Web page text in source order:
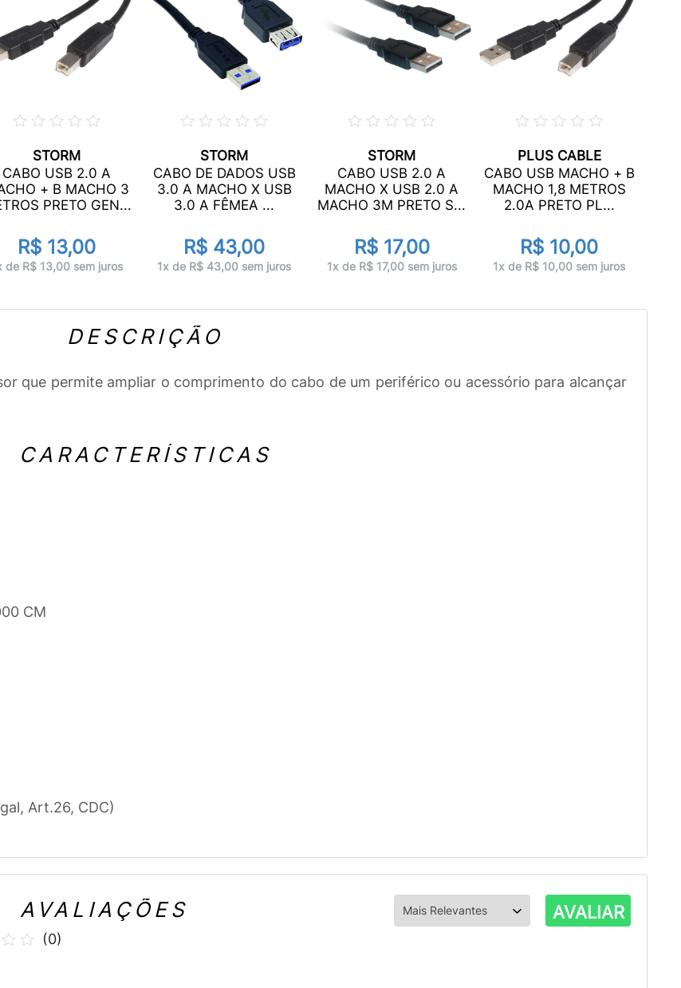
STORM
CABO USB 2.0 A
+ B MACHO 3
PRETO GEN...
R$ 13,00
de R$ 13,00 sem juros
STORM
CABO DE DADOS USB
3.0 A MACHO X USB
3.0 A FÊMEA ...
R$ 43,00
1x de R$ 43,00 sem juros
STORM
CABO USB 2.0 A
MACHO X USB 2.0 A
MACHO 3M PRETO S...
R$ 17,00
1x de R$ 17,00 sem juros
PLUS CABLE
CABO USB MACHO + B
MACHO 1,8 METROS
2.0A PRETO PL...
R$ 10,00
1x de R$ 10,00 sem juros
DESCRIÇÃO
que permite ampliar o comprimento do cabo de um periférico ou acessório para alcançar
CARACTERÍSTICAS
CM
Art.26, CDC)
AVALIAÇÕES AVALIAR
(0)